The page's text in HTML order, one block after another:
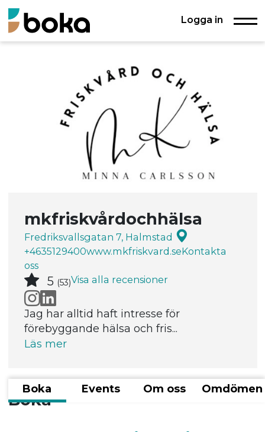
Logga in
mkfriskvårdochhälsa
Fredriksvallsgatan 7, Halmstad
+4635129400www.mkfriskvard.seKontakta
oss
5 (53)Visa alla recensioner
Jag har alltid haft intresse för
förebyggande hälsa och fris...
Läs mer
Boka Events Om oss Omdömen
Boka